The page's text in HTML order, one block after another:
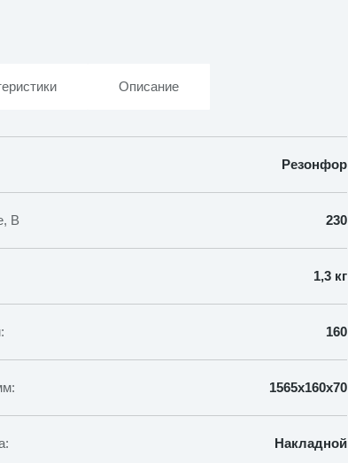
Описание
Резонфор
В 230
1,3 кг
160
1565х160х70
Накладной